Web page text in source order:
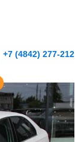
+7 (4842) 277-212